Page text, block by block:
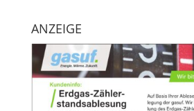
ANZEIGE